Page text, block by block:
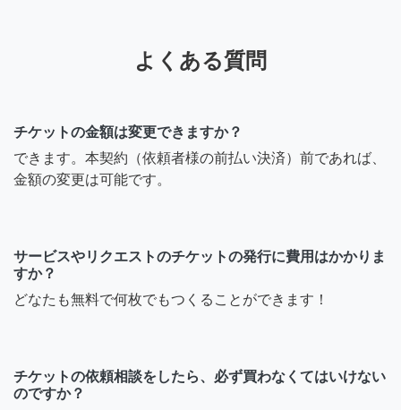
よくある質問
チケットの金額は変更できますか？
できます。本契約（依頼者様の前払い決済）前であれば、
金額の変更は可能です。
サービスやリクエストのチケットの発行に費用はかかりま
すか？
どなたも無料で何枚でもつくることができます！
チケットの依頼相談をしたら、必ず買わなくてはいけない
のですか？